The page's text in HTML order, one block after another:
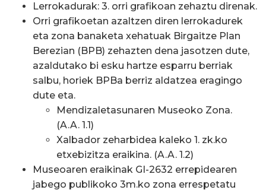
Lerrokadurak: 3. orri grafikoan zehaztu direnak.
Orri grafikoetan azaltzen diren lerrokadurek
eta zona banaketa xehatuak Birgaitze Plan
Berezian (BPB) zehazten dena jasotzen dute,
azaldutako bi esku hartze esparru berriak
salbu, horiek BPBa berriz aldatzea eragingo
dute eta.
Mendizaletasunaren Museoko Zona.
(A.A. 1.1)
Xalbador zeharbidea kaleko 1. zk.ko
etxebizitza eraikina. (A.A. 1.2)
Museoaren eraikinak GI-2632 errepidearen
jabego publikoko 3m.ko zona errespetatu